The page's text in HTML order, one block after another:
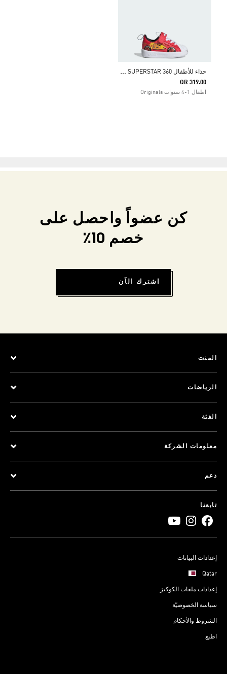
ح
ذاء للأطفال ADIDAS PIXAR CARS ADIFOM SUPERSTAR 360
QR 319.00
اطفال 1-4 سنوات Originals
كن عضواً واحصل على
خصم 10٪
اشترك الآن
المنت
الرياضات
الفئة
معلومات الشركة
دعم
تابعنا
إعدادات البيانات
Qatar
إعدادات ملفات الكوكيز
سياسة الخصوصيّة
الشروط والأحكام
اطبع